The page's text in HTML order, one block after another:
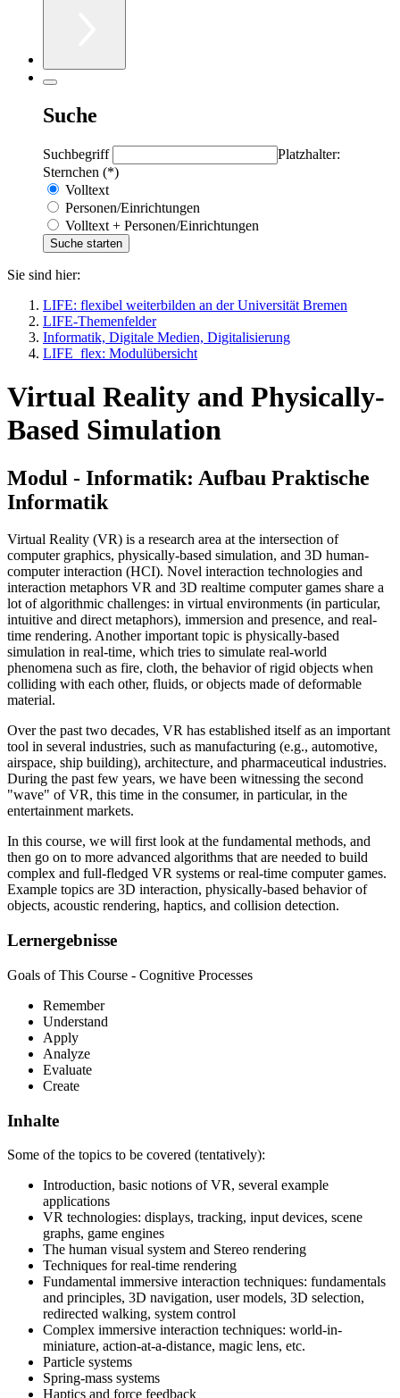
Suche
Suchbegriff
Platzhalter:
Sternchen (*)
Volltext
Personen/Einrichtungen
Volltext + Personen/Einrichtungen
Sie sind hier:
LIFE: flexibel weiterbilden an der Universität Bremen
LIFE-Themenfelder
Informatik, Digitale Medien, Digitalisierung
LIFE_flex: Modulübersicht
Virtual Reality and Physically-
Based Simulation
Modul - Informatik: Aufbau Praktische
Informatik
Virtual Reality (VR) is a research area at the intersection of
computer graphics, physically-based simulation, and 3D human-
computer interaction (HCI). Novel interaction technologies and
interaction metaphors VR and 3D realtime computer games share a
lot of algorithmic challenges: in virtual environments (in particular,
intuitive and direct metaphors), immersion and presence, and real-
time rendering. Another important topic is physically-based
simulation in real-time, which tries to simulate real-world
phenomena such as fire, cloth, the behavior of rigid objects when
colliding with each other, fluids, or objects made of deformable
material.
Over the past two decades, VR has established itself as an important
tool in several industries, such as manufacturing (e.g., automotive,
airspace, ship building), architecture, and pharmaceutical industries.
During the past few years, we have been witnessing the second
"wave" of VR, this time in the consumer, in particular, in the
entertainment markets.
In this course, we will first look at the fundamental methods, and
then go on to more advanced algorithms that are needed to build
complex and full-fledged VR systems or real-time computer games.
Example topics are 3D interaction, physically-based behavior of
objects, acoustic rendering, haptics, and collision detection.
Lernergebnisse
Goals of This Course - Cognitive Processes
Remember
Understand
Apply
Analyze
Evaluate
Create
Inhalte
Some of the topics to be covered (tentatively):
Introduction, basic notions of VR, several example
applications
VR technologies: displays, tracking, input devices, scene
graphs, game engines
The human visual system and Stereo rendering
Techniques for real-time rendering
Fundamental immersive interaction techniques: fundamentals
and principles, 3D navigation, user models, 3D selection,
redirected walking, system control
Complex immersive interaction techniques: world-in-
miniature, action-at-a-distance, magic lens, etc.
Particle systems
Spring-mass systems
Haptics and force feedback